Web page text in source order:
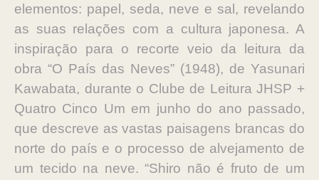
elementos: papel, seda, neve e sal, revelando
as suas relações com a cultura japonesa. A
inspiração para o recorte veio da leitura da
obra “O País das Neves” (1948), de Yasunari
Kawabata, durante o Clube de Leitura JHSP +
Quatro Cinco Um em junho do ano passado,
que descreve as vastas paisagens brancas do
norte do país e o processo de alvejamento de
um tecido na neve. “Shiro não é fruto de um